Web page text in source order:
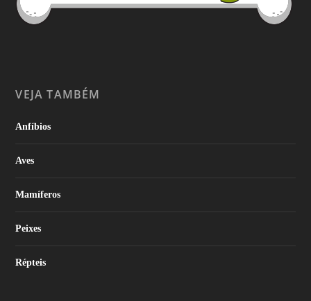
VEJA TAMBÉM
Anfíbios
Aves
Mamíferos
Peixes
Répteis